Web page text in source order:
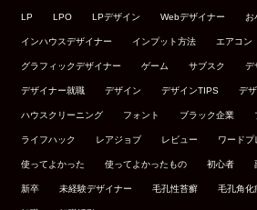
LP LPO LPデザイン Webデザイナー お
インハウスデザイナー インプット方法 エアコン
グラフィックデザイナー ゲーム サブスク デ
デザイナー就職 デザイン デザインTIPS デ
ハウスクリーニング フォント ブラック企業
ライフハック レアジョブ レビュー ワードプ
使ってよかった 使ってよかったもの 初心者
新卒 未経験デザイナー 毛孔性苔癬 毛孔角化